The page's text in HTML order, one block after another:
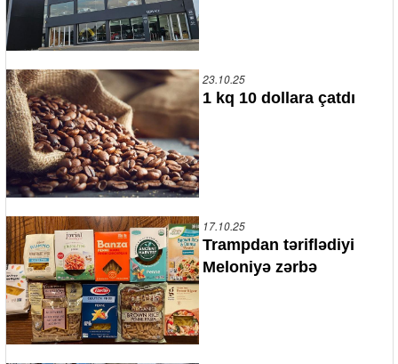
23.10.25
1 kq 10 dollara çatdı
17.10.25
Trampdan təriflədiyi
Meloniyə zərbə